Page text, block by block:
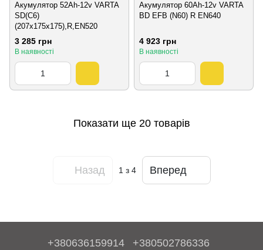
Акумулятор 52Ah-12v VARTA
SD(C6)
(207х175х175),R,EN520
3 285 грн
В наявності
Акумулятор 60Ah-12v VARTA
BD EFB (N60) R EN640
4 923 грн
В наявності
Показати ще 20 товарів
Назад 1 з 4 Вперед
+380636159914 +380502786336